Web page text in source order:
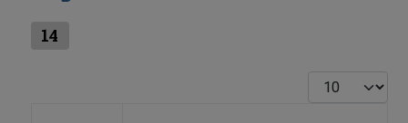
14
Display #